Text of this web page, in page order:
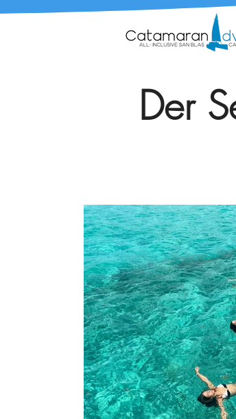
Der